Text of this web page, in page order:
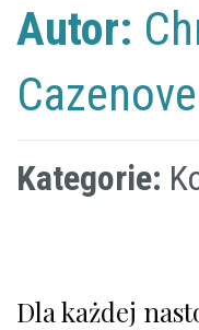
Autor:
Cazenove
Kategorie:
Dla każdej